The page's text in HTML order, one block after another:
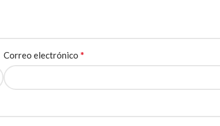
Correo electrónico*